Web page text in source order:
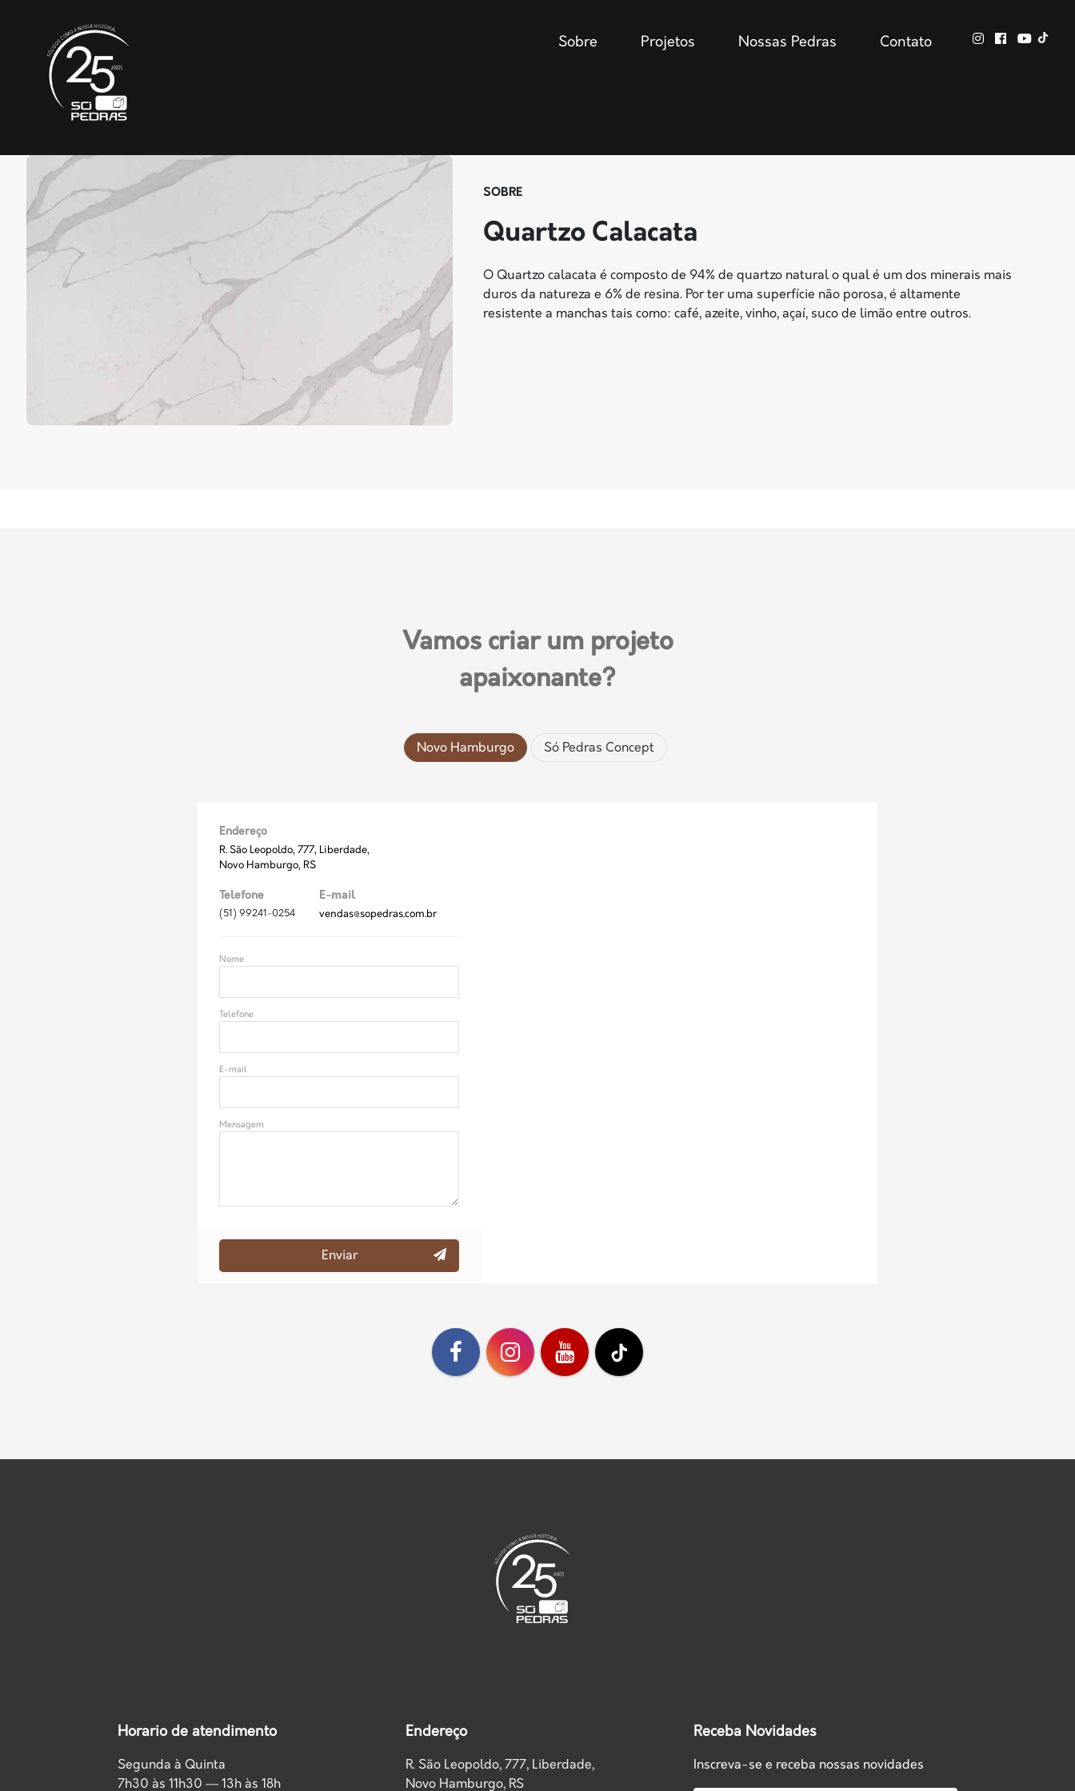
Sobre Projetos Nossas Pedras Contato
SOBRE
Quartzo Calacata
O Quartzo calacata é composto de 94% de quartzo natural o qual é um dos minerais mais
duros da natureza e 6% de resina. Por ter uma superfície não porosa, é altamente
resistente a manchas tais como: café, azeite, vinho, açaí, suco de limão entre outros.
Vamos criar um projeto
apaixonante?
Novo Hamburgo Só Pedras Concept
Endereço
R. São Leopoldo, 777, Liberdade,
Novo Hamburgo, RS
Telefone
(51) 99241-0254
E-mail
vendas@sopedras.com.br
Nome
Telefone
E-mail
Mensagem
Enviar
Horario de atendimento
Segunda à Quinta
7h30 às 11h30 — 13h às 18h
Endereço
R. São Leopoldo, 777, Liberdade,
Novo Hamburgo, RS
Receba Novidades
Inscreva-se e receba nossas novidades